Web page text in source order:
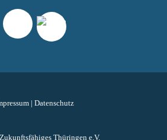
| Datenschutz
Thüringen e.V.